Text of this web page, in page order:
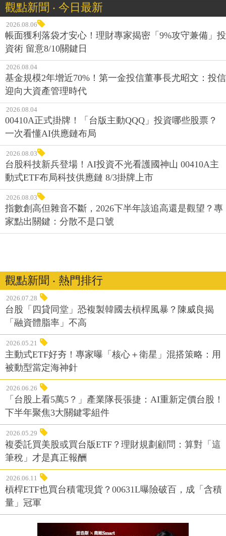
觀點新聞 ‧ 今日最新
2026.08.06
帳面獲利落袋才安心！理財專家揭密「9%攻守兼備」投
資術 留意8/10關鍵日
2026.08.04
基金規模2年增近70%！第一金投信董事長尤昭文：投信
迎向大資產管理時代
2026.08.04
00410A正式掛牌！「台版主動QQQ」投資哪些股票？
一次看懂AI供應鏈布局
2026.08.03
台股科技新兵登場！AI投資不光看護國神山 00410A主
動式ETF布局科技供應鏈 8/3掛牌上市
2026.08.03
指數創高但雜音不斷，2026下半年該追高還是觀望？專
家點出關鍵：分散不是口號
觀點新聞 ‧ 熱門排行
2026.07.28
台股「四貸同堂」恐複製韓國去槓桿風暴？陳威良揭
「融資體脂率」不高
2026.05.21
主動式ETF好夯！專家曝「核心＋衛星」混搭策略：用
被動型當定海神針
2026.06.26
「台股上看5萬5？」產業隊長張捷：AI重新定價台股！
下半年聚焦3大關鍵零組件
2026.05.29
複委託買美股或買台版ETF？理財規劃顧問：算對「這
筆稅」才是真正報酬
2026.06.11
槓桿ETF也買台積電現貨？00631L曝險破百，成「含積
量」冠軍